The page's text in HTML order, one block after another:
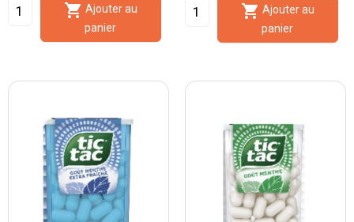

panier

panier